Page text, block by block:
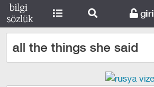
all the things she said